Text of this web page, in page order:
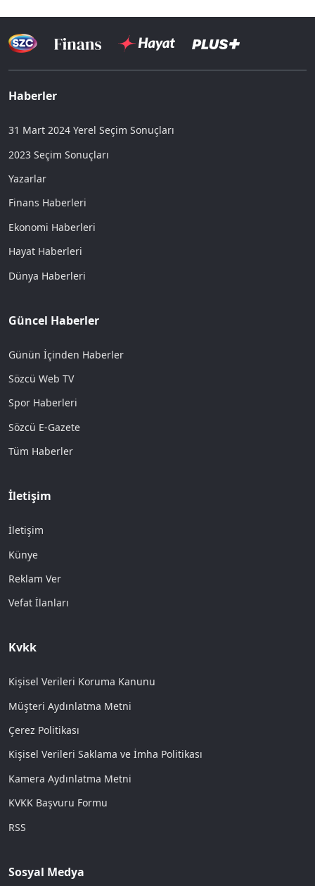
Haberler
31 Mart 2024 Yerel Seçim Sonuçları
2023 Seçim Sonuçları
Yazarlar
Finans Haberleri
Ekonomi Haberleri
Hayat Haberleri
Dünya Haberleri
Güncel Haberler
Günün İçinden Haberler
Sözcü Web TV
Spor Haberleri
Sözcü E-Gazete
Tüm Haberler
İletişim
İletişim
Künye
Reklam Ver
Vefat İlanları
Kvkk
Kişisel Verileri Koruma Kanunu
Müşteri Aydınlatma Metni
Çerez Politikası
Kişisel Verileri Saklama ve İmha Politikası
Kamera Aydınlatma Metni
KVKK Başvuru Formu
RSS
Sosyal Medya